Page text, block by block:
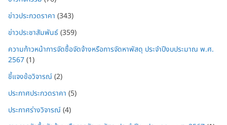
ข่าวประกวดราคา (343)
ข่าวประชาสัมพันธ์(359)
ความก้าวหน้าการจัดซื้อจัดจ้างหรือการจัดหาพัสดุ ประจำปีงบประมาณ พ.ศ.
2567(1)
ชี้แจงข้อวิจารณ์(2)
ประกาศประกวดราคา (5)
ประกาศร่างวิจารณ์(4)